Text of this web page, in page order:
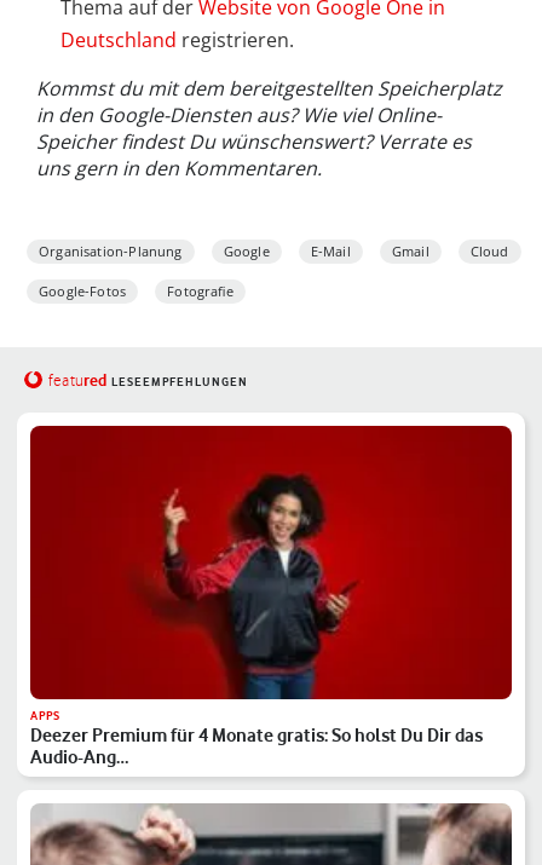
Thema auf derWebsite von Google One in
Deutschland registrieren.
Kommst du mit dem bereitgestellten Speicherplatz
in den Google-Diensten aus? Wie viel Online-
Speicher findest Du wünschenswert? Verrate es
uns gern in den Kommentaren.
Organisation-Planung Google E-Mail Gmail Cloud
Google-Fotos Fotografie
featured LESEEMPFEHLUNGEN
APPS
Deezer Premium für 4 Monate gratis: So holst Du Dir das
Audio-Ang…